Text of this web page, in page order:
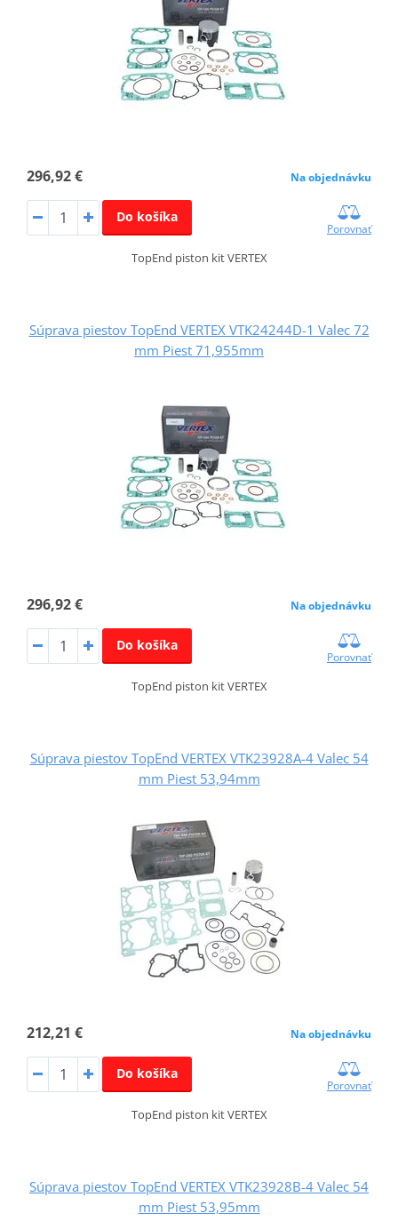
296,92 € Na objednávku
Do košíka
Porovnať
TopEnd piston kit VERTEX
Súprava piestov TopEnd VERTEX VTK24244D-1 Valec 72
mm Piest 71,955mm
296,92 € Na objednávku
Do košíka
Porovnať
TopEnd piston kit VERTEX
Súprava piestov TopEnd VERTEX VTK23928A-4 Valec 54
mm Piest 53,94mm
212,21 € Na objednávku
Do košíka
Porovnať
TopEnd piston kit VERTEX
Súprava piestov TopEnd VERTEX VTK23928B-4 Valec 54
mm Piest 53,95mm